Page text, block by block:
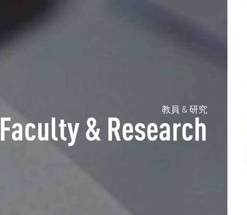
教員 & 研究
Faculty & Research